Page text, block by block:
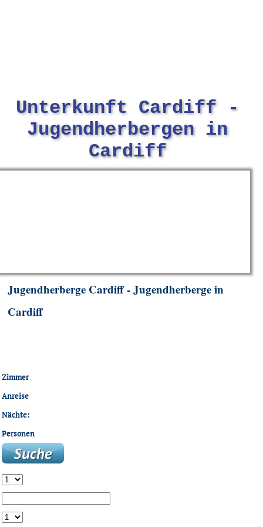
Unterkunft Cardiff -
Jugendherbergen in
Cardiff
Jugendherberge Cardiff - Jugendherberge in
Cardiff
Zimmer
Anreise
Nächte:
Personen